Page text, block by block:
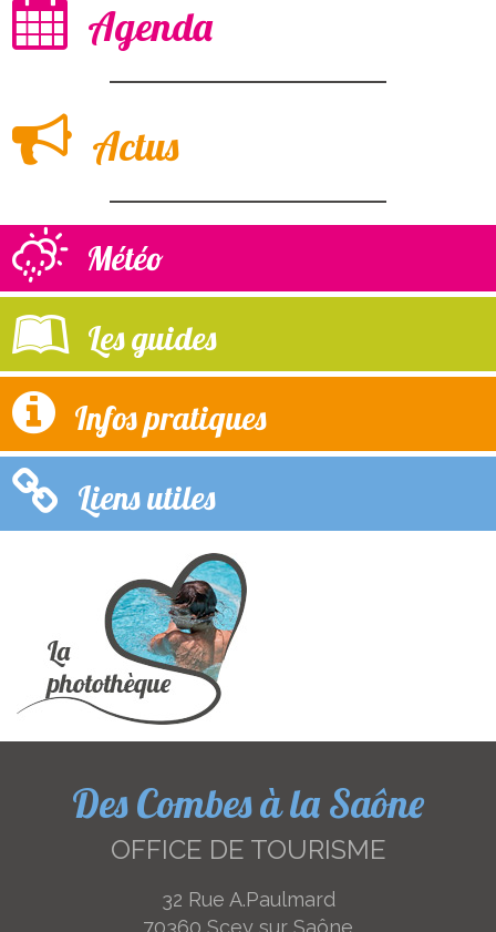
Agenda
Actus
Météo
Les guides
Infos pratiques
Liens utiles
Des Combes à la Saône
OFFICE DE TOURISME
32 Rue A.Paulmard